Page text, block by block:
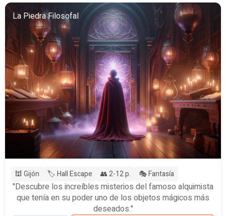
La Piedra Filosofal
🕍 Gijón 🏷️ Hall Escape 👥 2-12 p. 🎭 Fantasía
"Descubre los increíbles misterios del famoso alquimista
que tenía en su poder uno de los objetos mágicos más
deseados."